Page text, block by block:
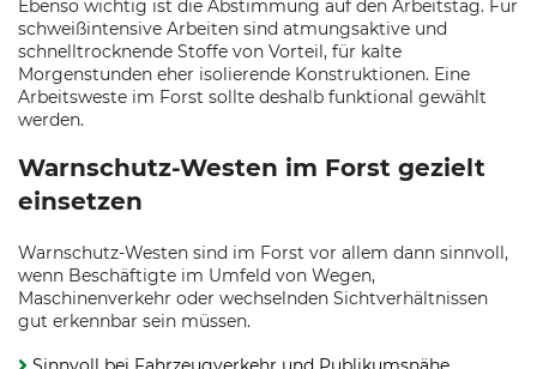
Ebenso wichtig ist die Abstimmung auf den Arbeitstag. Für
schweißintensive Arbeiten sind atmungsaktive und
schnelltrocknende Stoffe von Vorteil, für kalte
Morgenstunden eher isolierende Konstruktionen. Eine
Arbeitsweste im Forst sollte deshalb funktional gewählt
werden.
Warnschutz-Westen im Forst gezielt
einsetzen
Warnschutz-Westen sind im Forst vor allem dann sinnvoll,
wenn Beschäftigte im Umfeld von Wegen,
Maschinenverkehr oder wechselnden Sichtverhältnissen
gut erkennbar sein müssen.